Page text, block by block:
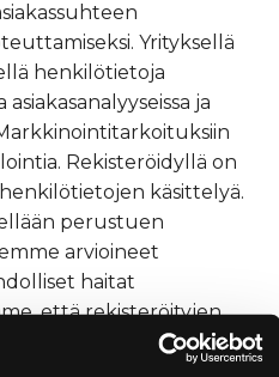
Yrityksellä
henkilötietoja
ja
Rekisteröidyllä on
käsittelyä.
perustuen
arvioineet
haitat
että rekisteröityjen
oikeutettua etua.
oikeutettuun